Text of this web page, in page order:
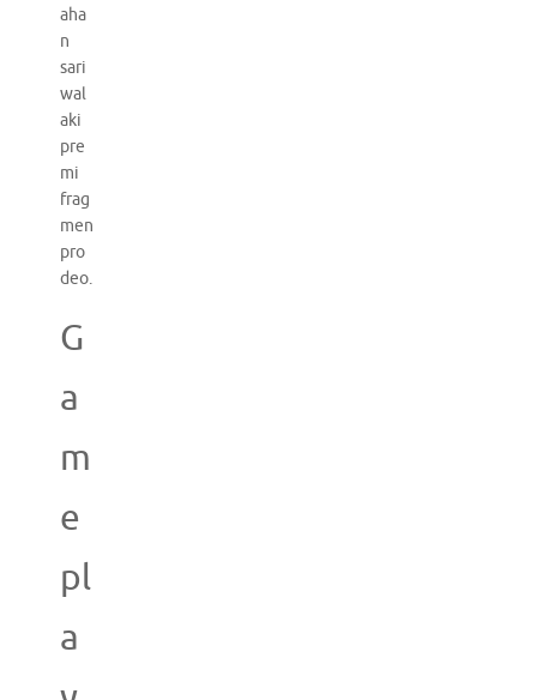
aha
n
sari
wal
aki
pre
mi
frag
men
pro
deo.
G
a
m
e
pl
a